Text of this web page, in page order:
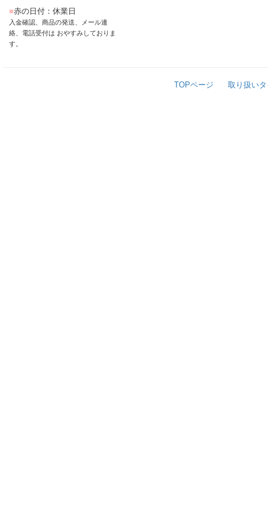
■赤の日付：休業日
入金確認、商品の発送、メール連
絡、電話受付は おやすみしておりま
す。
TOPページ 取り扱い